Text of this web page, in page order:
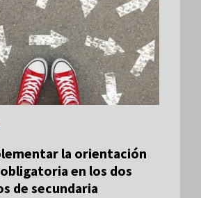
la orientación
en los dos
de secundaria